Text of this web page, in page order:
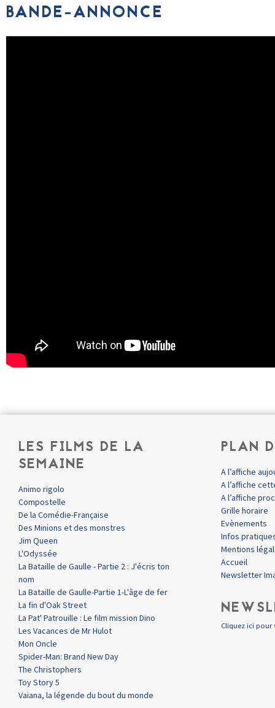
BANDE-ANNONCE
LES FILMS DE LA
SEMAINE
Animo rigolo
Compostelle
De la Comédie-Française
Des Minions et des monstres
Jim Queen
L'Odyssée
La Bataille de Gaulle - Partie 2 : J'écris ton
nom
La Bataille de Gaulle-Partie 1-L'âge de fer
La fin d'Oak Street
La Pat' Patrouille : Le film mission Dino
Les Vacances de Mr Hulot
Mon Oncle
Spider-Man: Brand New Day
The Christophers
Toy Story 5
Vaiana, la légende du bout du monde
PLAN
A l’affiche
A l’affiche
A l’affiche
Grille horaire
Evènements
Infos
Mentions
Accueil
Newsletter
Cliquez ici pour